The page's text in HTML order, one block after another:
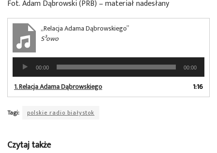
Fot. Adam Dąbrowski (PRB) – materiał nadesłany
„Relacja Adama Dąbrowskiego”
S³owo
Odtwarzacz
plików
dźwiękowych
00:00 00:00
1.Relacja Adama Dąbrowskiego 1:16
Tagi: polskie radio białystok
Czytaj także